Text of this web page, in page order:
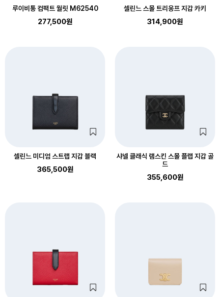
루이비통 컴팩트 월릿 M62540
277,500원
셀린느 스몰 트리옹프 지갑 카키
314,900원
셀린느 미디엄 스트랩 지갑 블랙
365,500원
샤넬 클래식 램스킨 스몰 플랩 지갑 골
드
355,600원